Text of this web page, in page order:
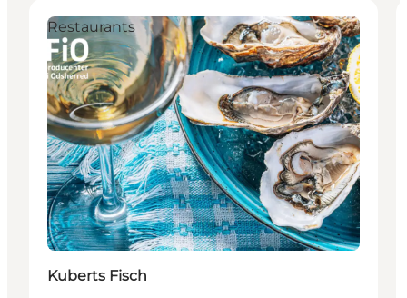
Restaurants
Kuberts Fisch